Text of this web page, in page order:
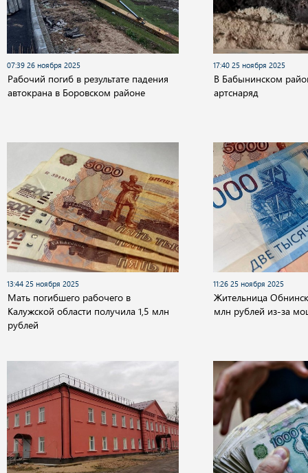
07:39 26 ноября 2025
Рабочий погиб в результате падения
автокрана в Боровском районе
17:40 25 ноября 2025
В Бабынинском
артснаряд
13:44 25 ноября 2025
Мать погибшего рабочего в
Калужской области получила 1,5 млн
рублей
11:26 25 ноября 2025
Жительница
млн рублей из-за